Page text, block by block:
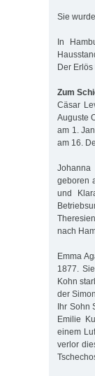
Sie
In
Der
Zum
Cäsar
Auguste
am 1.
am 16.
geboren
und
nach
Emma
1877.
Kohn
der
Ihr Sohn
Emilie
einem
verlor